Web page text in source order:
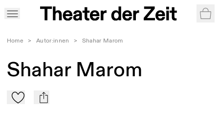
Home > Autor:innen > Shahar Marom
Shahar Marom
Zu Mein-TdZ hinzufügen
mail